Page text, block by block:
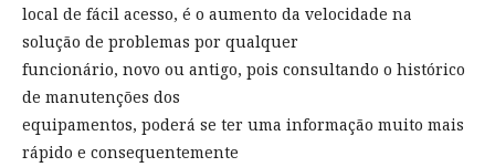
local de fácil acesso, é o aumento da velocidade na
solução de problemas por qualquer
funcionário, novo ou antigo, pois consultando o histórico
de manutenções dos
equipamentos, poderá se ter uma informação muito mais
rápido e consequentemente